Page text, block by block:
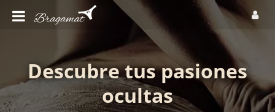
Descubre tus pasiones
ocultas